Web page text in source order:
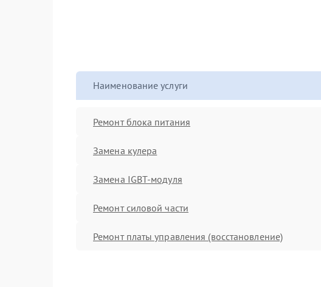
Наименование услуги
Ремонт блока питания
Замена кулера
Замена IGBT-модуля
Ремонт силовой части
Ремонт платы управления (восстановление)